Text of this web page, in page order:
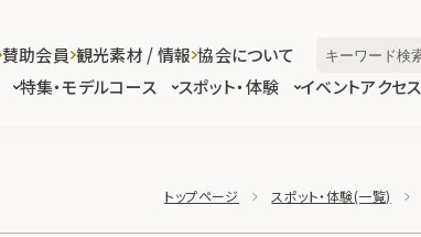
特集・モデルコース スポット・体験 イベントアクセス
賛助会員 観光素材 / 情報 協会について
トップページ スポット・体験(一覧)